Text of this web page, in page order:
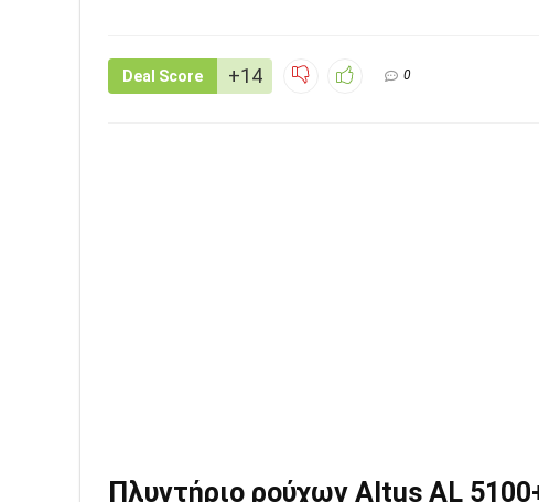
Deal Score +14 0
Πλυντήριο ρούχων Altus AL